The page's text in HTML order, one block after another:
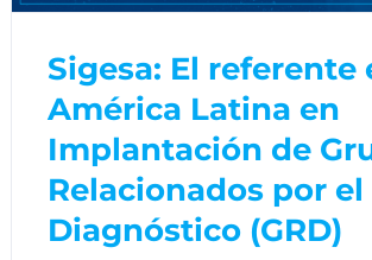
Sigesa: El referente
América Latina en
Implantación de
Relacionados por el
Diagnóstico (GRD)